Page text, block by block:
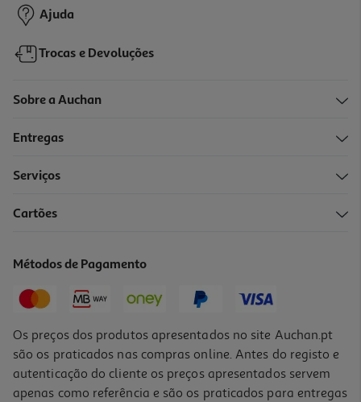
Ajuda
Trocas e Devoluções
Sobre a Auchan
Entregas
Serviços
Cartões
Métodos de Pagamento
Os preços dos produtos apresentados no site Auchan.pt
são os praticados nas compras online. Antes do registo e
autenticação do cliente os preços apresentados servem
apenas como referência e são os praticados para entregas